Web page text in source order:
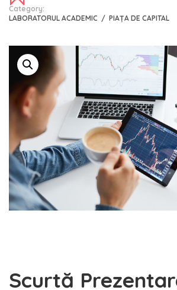
Category:
LABORATORUL ACADEMIC / PIAȚA DE CAPITAL
Scurtă